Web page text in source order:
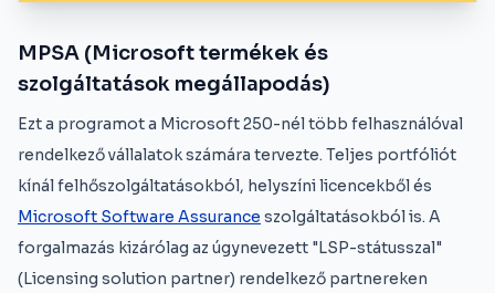
MPSA (Microsoft termékek és
szolgáltatások megállapodás)
Ezt a programot a Microsoft 250-nél több felhasználóval
rendelkező vállalatok számára tervezte. Teljes portfóliót
kínál felhőszolgáltatásokból, helyszíni licencekből és
Microsoft Software Assurance szolgáltatásokból is. A
forgalmazás kizárólag az úgynevezett "LSP-státusszal"
(Licensing solution partner) rendelkező partnereken